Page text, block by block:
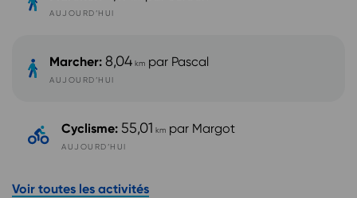
AUJOURD’HUI
Marcher: 8,04 km par Pascal
AUJOURD’HUI
Cyclisme: 55,01 km par Margot
AUJOURD’HUI
Voir toutes les activités